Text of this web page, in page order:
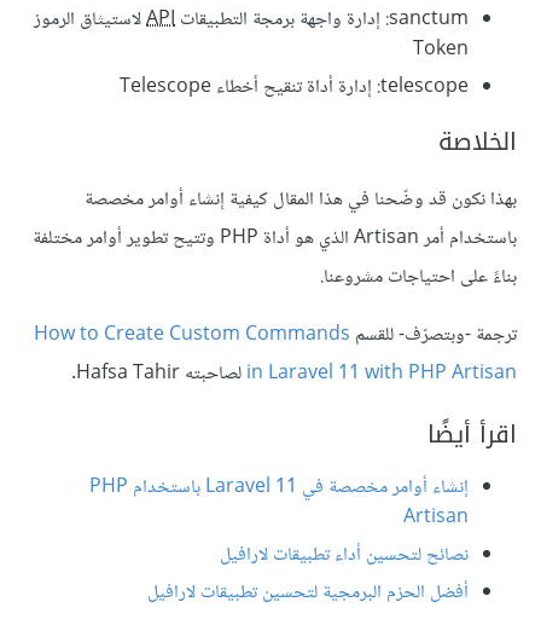
sanctum: إدارة واجهة برمجة التطبيقات
APIلاستيثاق الرموز
Token
telescope: إدارة أداة تنقيح أخطاء Telescope
الخلاصة
بهذا نكون قد وضّحنا في هذا المقال كيفية إنشاء أوامر مخصصة
باستخدام أمر Artisan الذي هو أداة PHP وتتيح تطوير أوامر مختلفة
بناءً على احتياجات مشروعنا.
ترجمة -وبتصرّف- للقسم How to Create Custom Commands
in Laravel 11 with PHP Artisanلصاحبته Hafsa Tahir.
اقرأ أيضًا
إنشاء أوامر مخصصة في Laravel 11 باستخدام PHP
Artisan
نصائح لتحسين أداء تطبيقات لارافيل
أفضل الحزم البرمجية لتحسين تطبيقات لارافيل